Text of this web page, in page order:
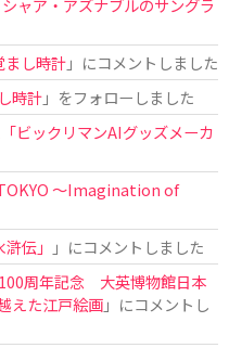
ャア・アズナブルのサングラ
まし時計」にコメントしました
時計」をフォローしました
ビックリマンAIグッズメーカ
〜Imagination of
伝」
」にコメントしました
周年記念 大英博物館日本
えた江戸絵画」にコメントし